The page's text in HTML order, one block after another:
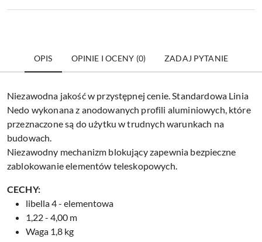
OPIS OPINIE I OCENY (0) ZADAJ PYTANIE
Niezawodna jakość w przystępnej cenie. Standardowa Linia
Nedo wykonana z anodowanych profili aluminiowych, które
przeznaczone są do użytku w trudnych warunkach na
budowach.
Niezawodny mechanizm blokujący zapewnia bezpieczne
zablokowanie elementów teleskopowych.
CECHY:
libella 4 - elementowa
1,22 - 4,00 m
Waga 1,8 kg